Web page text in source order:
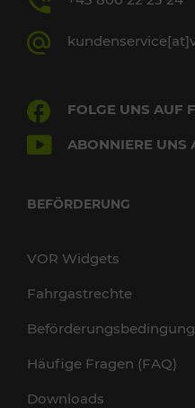
FOLGE UNS AUF
ABONNIERE UNS
BEFÖRDERUNG
VOR Widgets
Fahrgastrechte
Häufige Fragen (FAQ)
Downloads